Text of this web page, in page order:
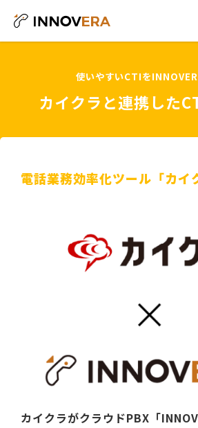
使いやすいCTIを
カイクラと連携した
電話業務効率化ツール「カイ
カイクラがクラウドPBX「